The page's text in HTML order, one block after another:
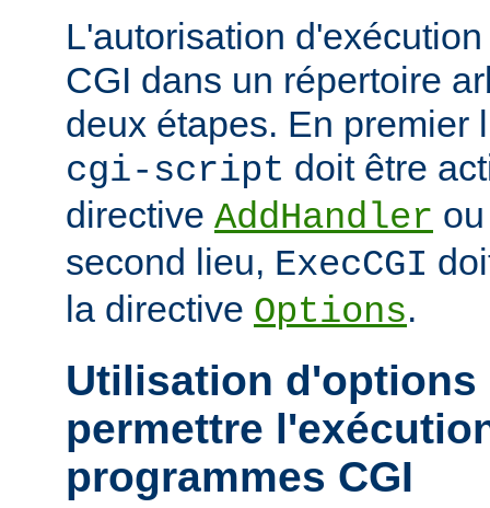
L'autorisation
CGI dans un répertoire
deux étapes. En premier
cgi-script doit être
directive AddHandler
second lieu, ExecCGI
la directive Options.
Utilisation
permettre
programmes CGI